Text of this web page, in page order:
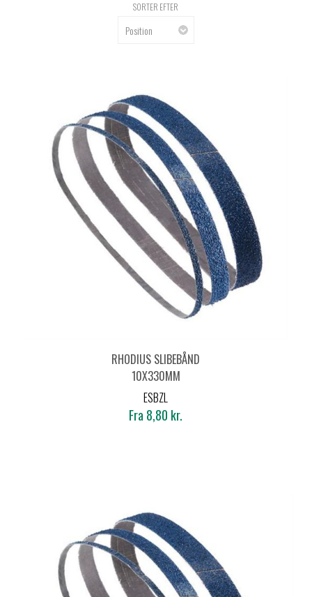
SORTER EFTER
RHODIUS SLIBEBÅND
10X330MM
ESBZL
Fra 8,80 kr.